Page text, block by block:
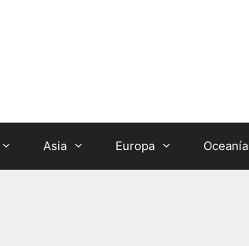
Asia Europa Oceanía